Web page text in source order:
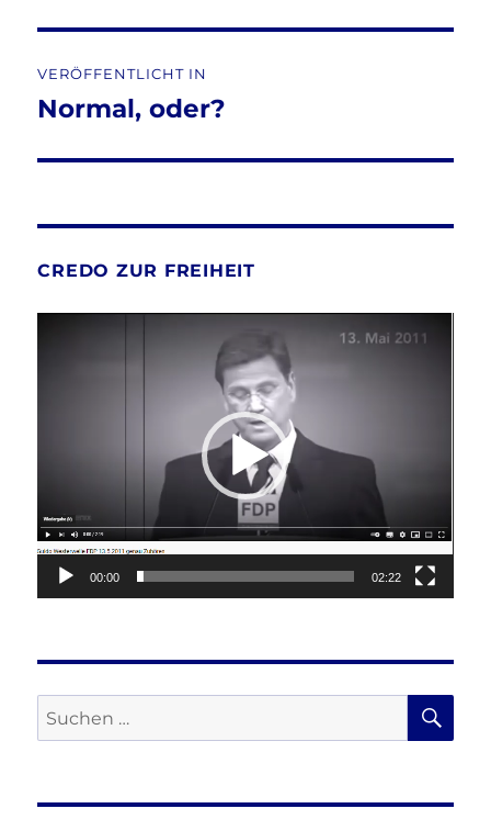
VERÖFFENTLICHT IN
Normal, oder?
CREDO ZUR FREIHEIT
00:00 02:22
Suche
nach: